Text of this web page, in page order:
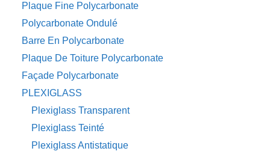
Plaque Fine Polycarbonate
Polycarbonate Ondulé
Barre En Polycarbonate
Plaque De Toiture Polycarbonate
Façade Polycarbonate
PLEXIGLASS
Plexiglass Transparent
Plexiglass Teinté
Plexiglass Antistatique